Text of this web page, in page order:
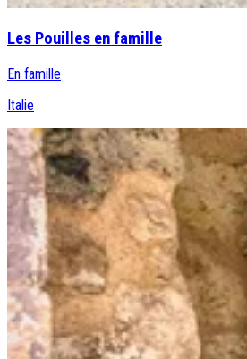
Les Pouilles en famille
En famille
Italie